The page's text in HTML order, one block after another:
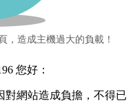
，造成主機過大的負載！
您好：
對網站造成負擔，不得已